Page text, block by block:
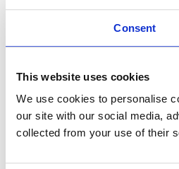
Consent
This website uses cookies
We use cookies to personalise
our site with our social media,
collected from your use of their